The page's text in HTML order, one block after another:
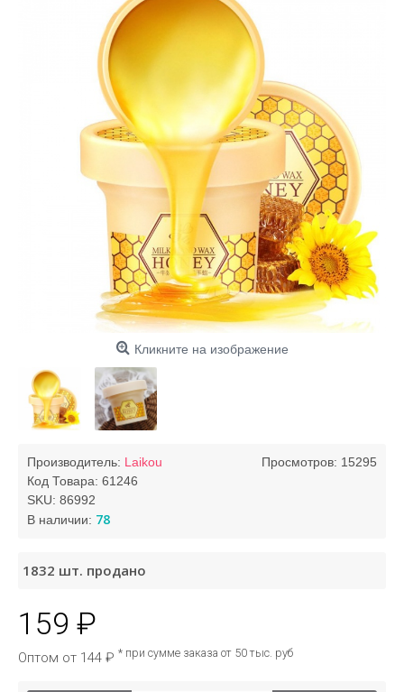
Кликните на изображение
Просмотров: 15295
Производитель: Laikou
Код Товара: 61246
SKU: 86992
В наличии: 78
1832 шт. продано
159 ₽
Оптом от 144 ₽ * при сумме заказа от 50 тыс. руб